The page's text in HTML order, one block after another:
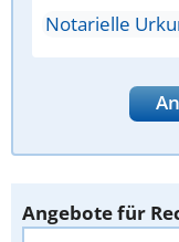
Notarielle
Angebote für